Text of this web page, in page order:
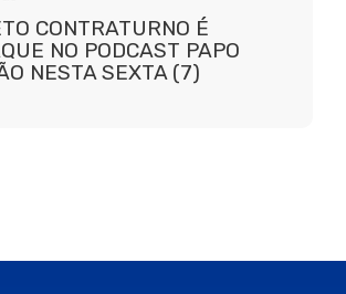
CONTRATURNO É
NO PODCAST PAPO
NESTA SEXTA (7)